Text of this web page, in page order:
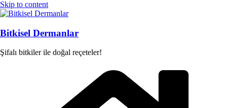
Skip to content
Bitkisel Dermanlar
Şifalı bitkiler ile doğal reçeteler!